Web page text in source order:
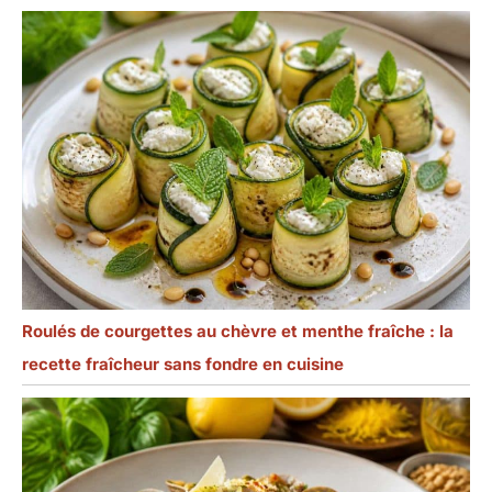
Roulés de courgettes au chèvre et menthe fraîche : la
recette fraîcheur sans fondre en cuisine